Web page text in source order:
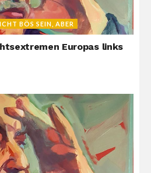
BÖS SEIN, ABER
Europas links